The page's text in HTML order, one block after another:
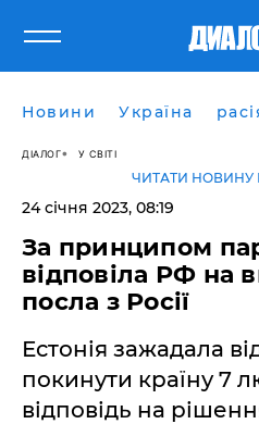
Новини Україна
ДІАЛОГ У СВІТІ
ЧИТАТИ НОВИНУ
24 січня 2023, 08:19
За принципом
відповіла РФ на
посла з Росії
Естонія зажадала
покинути країну 7
відповідь на